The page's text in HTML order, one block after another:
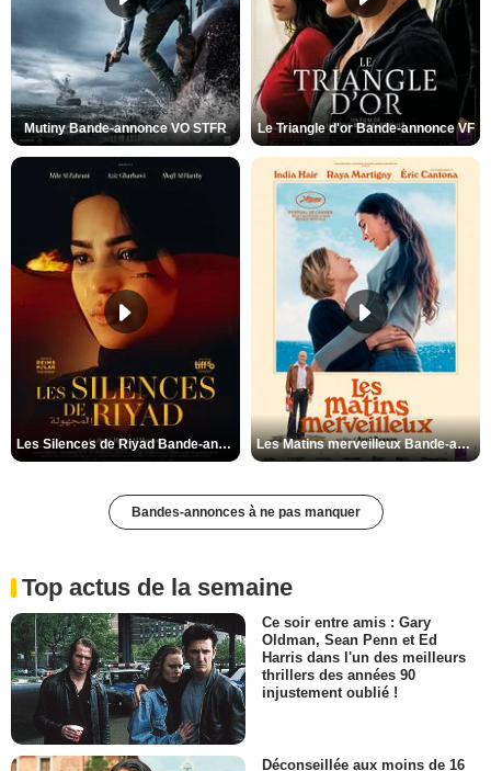
Mutiny Bande-annonce VO STFR Le Triangle d'or Bande-annonce VF
Les Silences de Riyad Bande-annonce VO STFR Les Matins merveilleux Bande-annonce VF
Bandes-annonces à ne pas manquer
Top actus de la semaine
Ce soir entre amis : Gary
Oldman, Sean Penn et Ed
Harris dans l'un des meilleurs
thrillers des années 90
injustement oublié !
Déconseillée aux moins de 16